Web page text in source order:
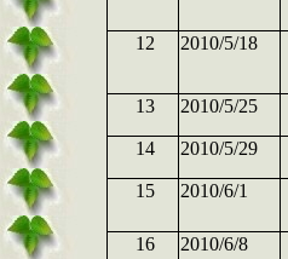
12 2010/5/18
13 2010/5/25
14
2010/5/29
15
2010/6/1
16 2010/6/8